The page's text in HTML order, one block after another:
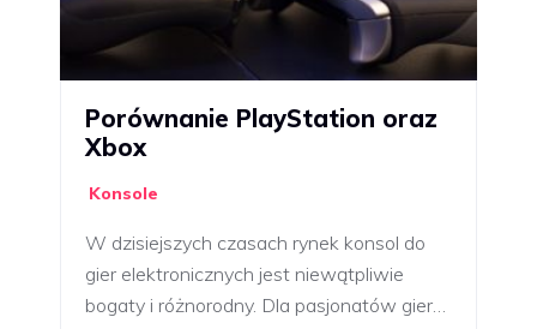
Porównanie PlayStation oraz
Xbox
Konsole
W dzisiejszych czasach rynek konsol do
gier elektronicznych jest niewątpliwie
bogaty i różnorodny. Dla pasjonatów gier…